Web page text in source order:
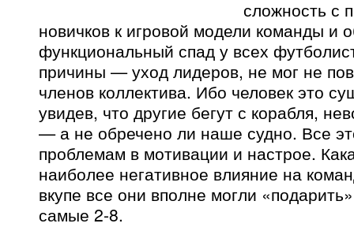
сложность с
новичков к игровой модели команды и
функциональный спад у всех
причины — уход лидеров, не мог не
членов коллектива. Ибо человек это
увидев, что другие бегут с корабля,
— а не обречено ли наше судно. Все
проблемам в мотивации и настрое.
наиболее негативное влияние на
вкупе все они вполне могли
самые 2-8.